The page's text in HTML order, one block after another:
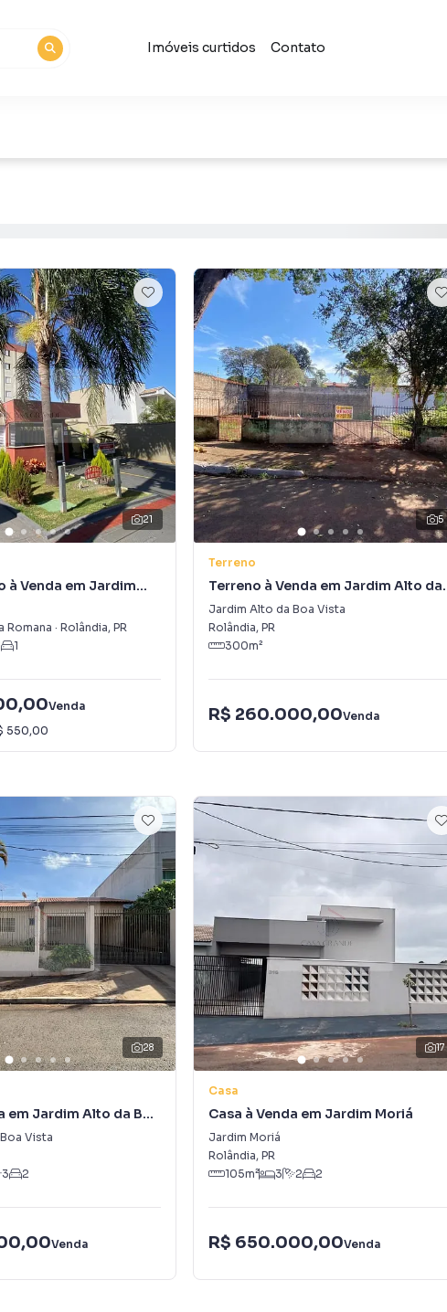
Imóveis curtidos Contato
21
à Venda em Jardim
Romana · Rolândia, PR
1
Venda
550,00
5
Terreno
Terreno à Venda em Jardim Alto da
Boa Vista
Jardim Alto da Boa Vista
Rolândia, PR
300m²
R$ 260.000,00Venda
28
em Jardim Alto da Boa
Vista
3 2
Venda
17
Casa
Casa à Venda em Jardim Moriá
Jardim Moriá
Rolândia, PR
105m² 3 2 2
R$ 650.000,00Venda